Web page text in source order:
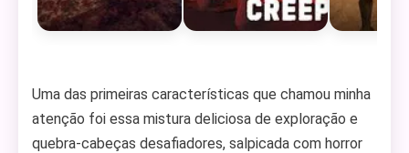
Uma das primeiras características que chamou minha
atenção foi essa mistura deliciosa de exploração e
quebra-cabeças desafiadores, salpicada com horror